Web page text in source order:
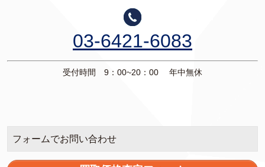
03-6421-6083
受付時間 9：00~20：00 年中無休
フォームでお問い合わせ